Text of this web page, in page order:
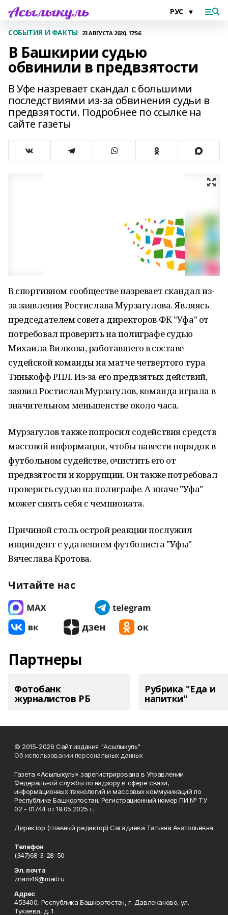
СОБЫТИЯ И ФАКТЫ 23 АВГУСТА 2020, 17:56
В Башкирии судью
обвинили в предвзятости
В Уфе назревает скандал с большими
последствиями из-за обвинения судьи в
предвзятости. Подробнее по ссылке на
сайте газеты
В спортивном сообществе назревает скандал из-
за заявления Ростислава Мурзагулова. Являясь
председателем совета директоров ФК "Уфа" от
потребовал проверить на полиграфе судью
Михаила Вилкова, работавшего в составе
судейской команды на матче четвертого тура
Тинькофф РПЛ. Из-за его предвзятых действий,
заявил Ростислав Мурзагулов, команда играла в
значительном меньшенстве около часа.
Мурзагулов также попросил содействия средств
массовой информации, чтобы навести порядок в
футбольном судействе, очистить его от
предвзятости и коррупции. Он также потребовал
проверить судью на полиграфе. А иначе "Уфа"
может снять себя с чемпионата.
Причиной столь острой реакции послужил
инциндент с удалением футболиста "Уфы"
Вячеслава Кротова.
Читайте нас
Партнеры
Фотобанк
журналистов РБ
Рубрика "Еда и
напитки"
© 2015-2026 Сайт издания "Асылыкуль"
Об использовании персональных данных
Газета «Асылыкуль» зарегистрирована в Управлении
Федеральной службы по надзору в сфере связи,
информационных технологий и массовых коммуникаций по
Республике Башкортостан. Регистрационный номер ПИ № ТУ
02 - 01744 от 19.05.2025 г.
Директор (главный редактор) Сагадиева Татьяна Анатольевна
Телефон
(347)68 3-28-50
Эл. почта
znam49@mail.ru
Адрес
453400, Республика Башкортостан, г. Давлеканово, ул.
Тукаева, д. 1